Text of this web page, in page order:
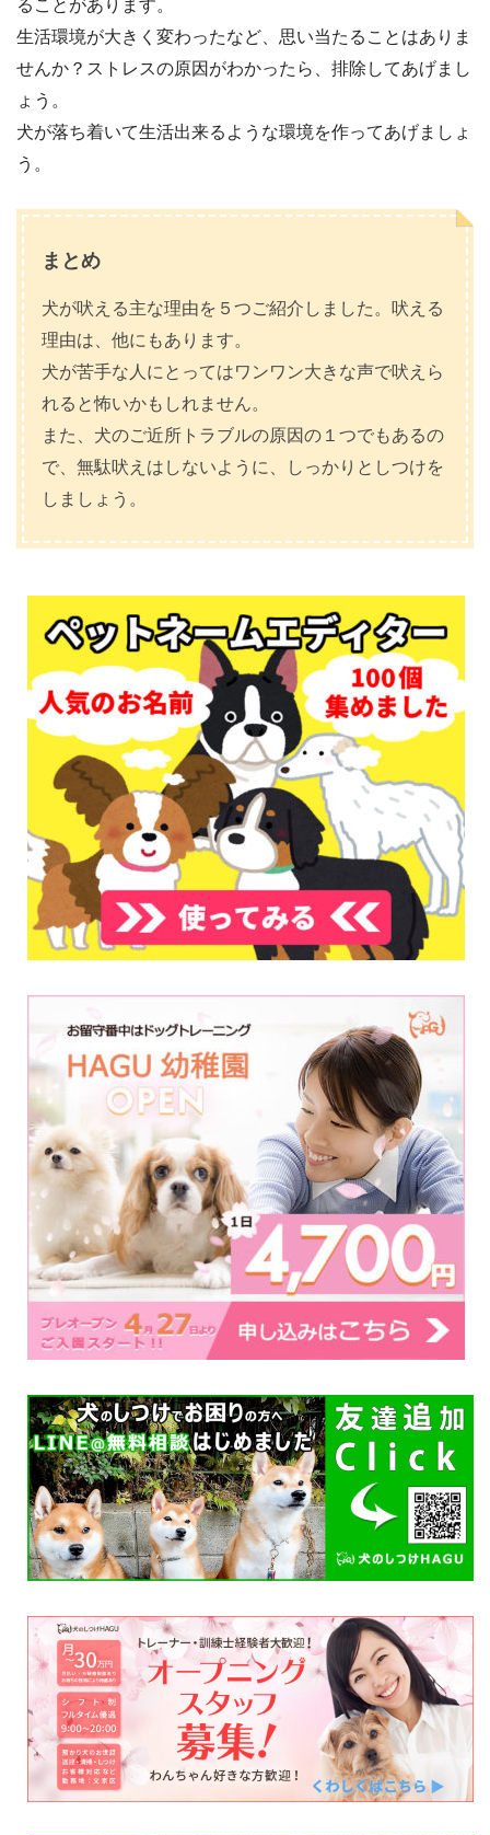
ることがあります。
生活環境が大きく変わったなど、思い当たることはありま
せんか？ストレスの原因がわかったら、排除してあげまし
ょう。
犬が落ち着いて生活出来るような環境を作ってあげましょ
う。
まとめ
犬が吠える主な理由を５つご紹介しました。吠える
理由は、他にもあります。
犬が苦手な人にとってはワンワン大きな声で吠えら
れると怖いかもしれません。
また、犬のご近所トラブルの原因の１つでもあるの
で、無駄吠えはしないように、しっかりとしつけを
しましょう。